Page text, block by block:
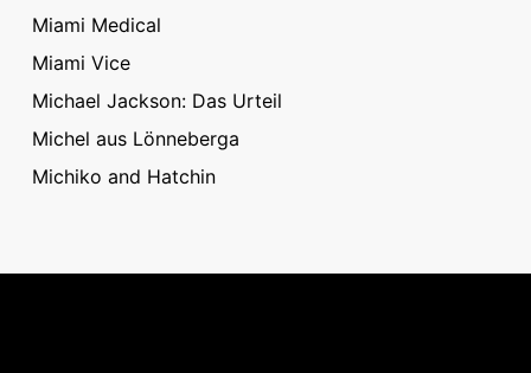
Miami Medical
Miami Vice
Michael Jackson: Das Urteil
Michel aus Lönneberga
Michiko and Hatchin